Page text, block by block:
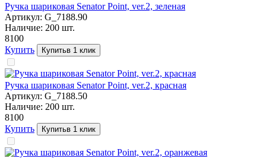
Ручка шариковая Senator Point, ver.2, зеленая
Артикул: G_7188.90
Наличие: 200 шт.
8100
Купить
Купитьв 1 клик
Ручка шариковая Senator Point, ver.2, красная
Артикул: G_7188.50
Наличие: 200 шт.
8100
Купить
Купитьв 1 клик